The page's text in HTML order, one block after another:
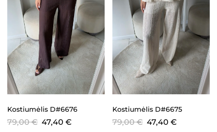
Kostiumėlis D#6676
79,00€ 47,40 €
Kostiumėlis D#6675
79,00€ 47,40 €